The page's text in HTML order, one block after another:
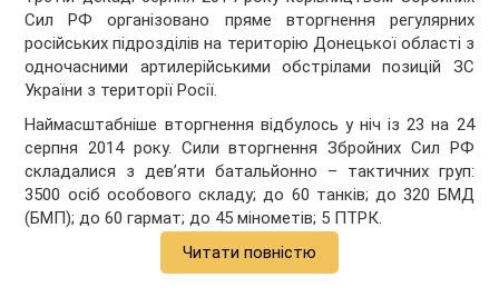
Сил РФ організовано пряме вторгнення регулярних
російських підрозділів на територію Донецької області з
одночасними артилерійськими обстрілами позицій ЗС
України з території Росії.
Наймасштабніше вторгнення відбулось у ніч із 23 на 24
серпня 2014 року. Сили вторгнення Збройних Сил РФ
складалися з дев’яти батальйонно – тактичних груп:
3500 осіб особового складу; до 60 танків; до 320 БМД
(БМП); до 60 гармат; до 45 мінометів; 5 ПТРК.
Читати повністю